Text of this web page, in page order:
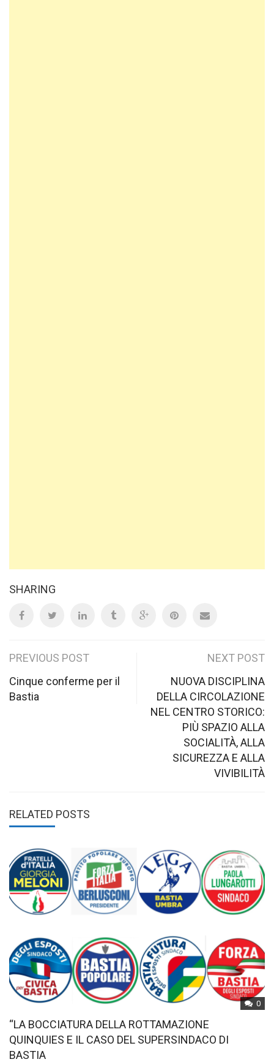
SHARING
Post
navigation
PREVIOUS POST
Cinque conferme per il
Bastia
NEXT POST
NUOVA DISCIPLINA
DELLA CIRCOLAZIONE
NEL CENTRO STORICO:
PIÙ SPAZIO ALLA
SOCIALITÀ, ALLA
SICUREZZA E ALLA
VIVIBILITÀ
RELATED POSTS
0
“LA BOCCIATURA DELLA ROTTAMAZIONE
QUINQUIES E IL CASO DEL SUPERSINDACO DI
BASTIA